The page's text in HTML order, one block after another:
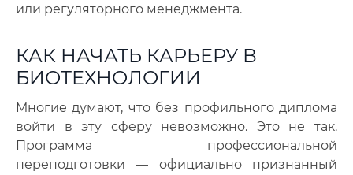
или регуляторного менеджмента.
КАК НАЧАТЬ КАРЬЕРУ В
БИОТЕХНОЛОГИИ
Многие думают, что без профильного диплома
войти в эту сферу невозможно. Это не так.
Программа профессиональной
переподготовки — официально признанный